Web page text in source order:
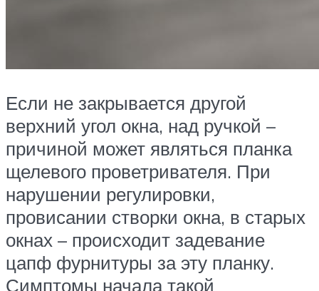
Если не закрывается другой
верхний угол окна, над ручкой –
причиной может являться планка
щелевого проветривателя. При
нарушении регулировки,
провисании створки окна, в старых
окнах – происходит задевание
цапф фурнитуры за эту планку.
Симптомы начала такой